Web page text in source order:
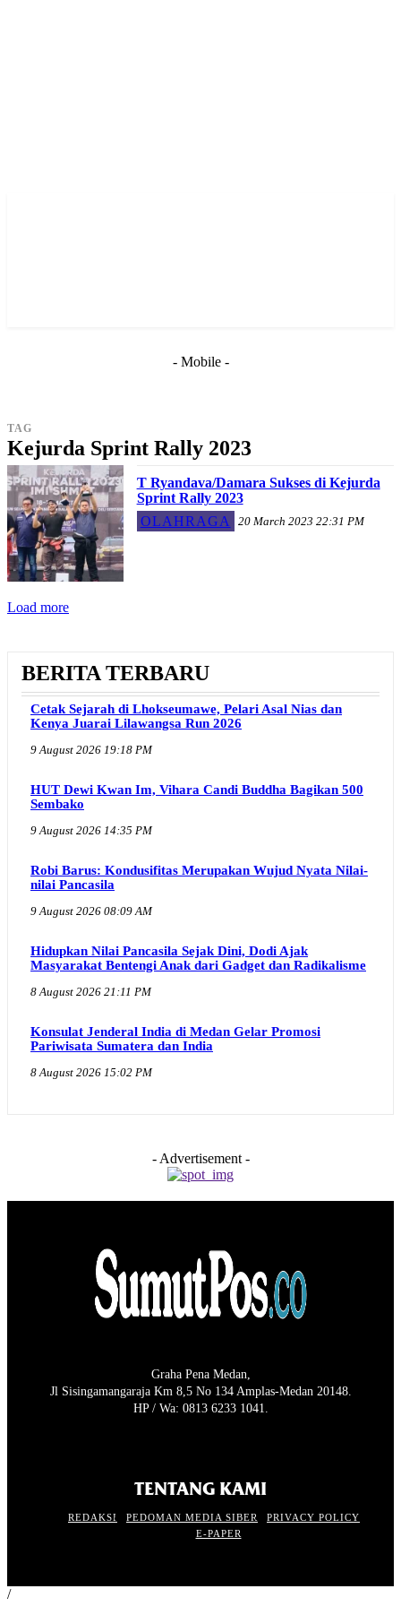
- Mobile -
TAG
Kejurda Sprint Rally 2023
T Ryandava/Damara Sukses di Kejurda
Sprint Rally 2023
OLAHRAGA
20 March 2023 22:31 PM
Load more
BERITA TERBARU
Cetak Sejarah di Lhokseumawe, Pelari Asal Nias dan
Kenya Juarai Lilawangsa Run 2026
9 August 2026 19:18 PM
HUT Dewi Kwan Im, Vihara Candi Buddha Bagikan 500
Sembako
9 August 2026 14:35 PM
Robi Barus: Kondusifitas Merupakan Wujud Nyata Nilai-
nilai Pancasila
9 August 2026 08:09 AM
Hidupkan Nilai Pancasila Sejak Dini, Dodi Ajak
Masyarakat Bentengi Anak dari Gadget dan Radikalisme
8 August 2026 21:11 PM
Konsulat Jenderal India di Medan Gelar Promosi
Pariwisata Sumatera dan India
8 August 2026 15:02 PM
- Advertisement -
Graha Pena Medan,
Jl Sisingamangaraja Km 8,5 No 134 Amplas-Medan 20148.
HP / Wa: 0813 6233 1041.
TENTANG KAMI
REDAKSI PEDOMAN MEDIA SIBER
PRIVACY POLICY
E-PAPER
/